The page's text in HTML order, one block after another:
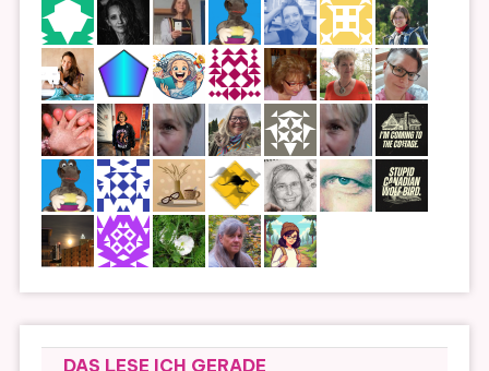
DAS LESE ICH GERADE